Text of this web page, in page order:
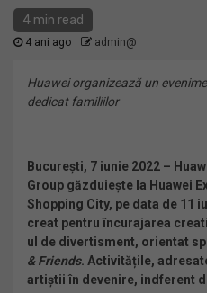
4 min read
4 ani ago admin@
Huawei organizează un
dedicat familiilor
București, 7 iunie 2022 –
Group găzduiește la Huawei
Shopping City, pe data de 11
creat pentru încurajarea
ul de divertisment, orientat
& Friends. Activitățile,
artiștii în devenire, indferent